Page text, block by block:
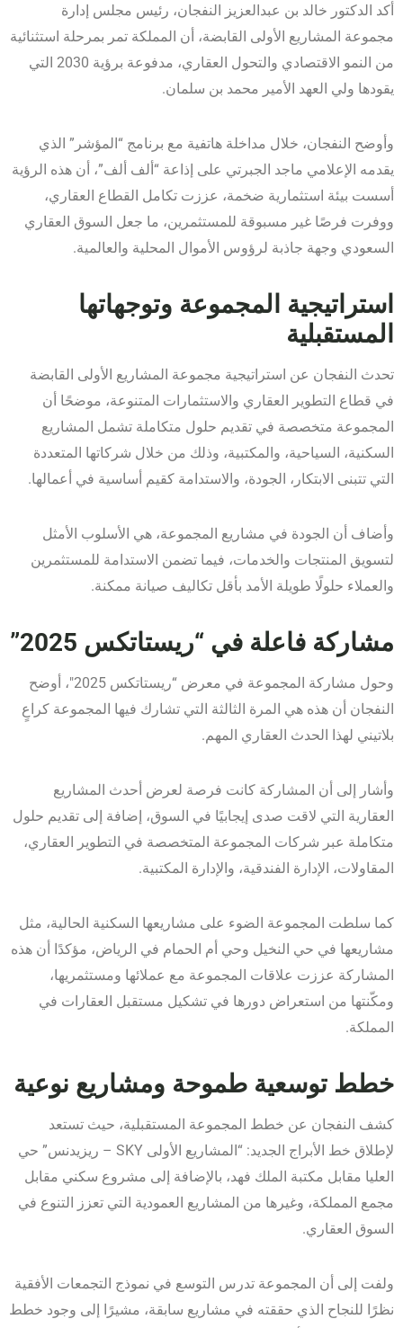
أكد الدكتور خالد بن عبدالعزيز النفجان، رئيس مجلس إدارة
مجموعة المشاريع الأولى القابضة، أن المملكة تمر بمرحلة استثنائية
من النمو الاقتصادي والتحول العقاري، مدفوعة برؤية 2030 التي
يقودها ولي العهد الأمير محمد بن سلمان.
وأوضح النفجان، خلال مداخلة هاتفية مع برنامج “المؤشر” الذي
يقدمه الإعلامي ماجد الجبرتي على إذاعة “ألف ألف”، أن هذه الرؤية
أسست بيئة استثمارية ضخمة، عززت تكامل القطاع العقاري،
ووفرت فرصًا غير مسبوقة للمستثمرين، ما جعل السوق العقاري
السعودي وجهة جاذبة لرؤوس الأموال المحلية والعالمية.
استراتيجية المجموعة وتوجهاتها
المستقبلية
تحدث النفجان عن استراتيجية مجموعة المشاريع الأولى القابضة
في قطاع التطوير العقاري والاستثمارات المتنوعة، موضحًا أن
المجموعة متخصصة في تقديم حلول متكاملة تشمل المشاريع
السكنية، السياحية، والمكتبية، وذلك من خلال شركاتها المتعددة
التي تتبنى الابتكار، الجودة، والاستدامة كقيم أساسية في أعمالها.
وأضاف أن الجودة في مشاريع المجموعة، هي الأسلوب الأمثل
لتسويق المنتجات والخدمات، فيما تضمن الاستدامة للمستثمرين
والعملاء حلولًا طويلة الأمد بأقل تكاليف صيانة ممكنة.
مشاركة فاعلة في “ريستاتكس 2025”
وحول مشاركة المجموعة في معرض “ريستاتكس 2025″، أوضح
النفجان أن هذه هي المرة الثالثة التي تشارك فيها المجموعة كراعٍ
بلاتيني لهذا الحدث العقاري المهم.
وأشار إلى أن المشاركة كانت فرصة لعرض أحدث المشاريع
العقارية التي لاقت صدى إيجابيًا في السوق، إضافة إلى تقديم حلول
متكاملة عبر شركات المجموعة المتخصصة في التطوير العقاري،
المقاولات، الإدارة الفندقية، والإدارة المكتبية.
كما سلطت المجموعة الضوء على مشاريعها السكنية الحالية، مثل
مشاريعها في حي النخيل وحي أم الحمام في الرياض، مؤكدًا أن هذه
المشاركة عززت علاقات المجموعة مع عملائها ومستثمريها،
ومكّنتها من استعراض دورها في تشكيل مستقبل العقارات في
المملكة.
خطط توسعية طموحة ومشاريع نوعية
كشف النفجان عن خطط المجموعة المستقبلية، حيث تستعد
لإطلاق خط الأبراج الجديد: “المشاريع الأولى SKY – ريزيدنس” حي
العليا مقابل مكتبة الملك فهد، بالإضافة إلى مشروع سكني مقابل
مجمع المملكة، وغيرها من المشاريع العمودية التي تعزز التنوع في
السوق العقاري.
ولفت إلى أن المجموعة تدرس التوسع في نموذج التجمعات الأفقية
نظرًا للنجاح الذي حققته في مشاريع سابقة، مشيرًا إلى وجود خطط